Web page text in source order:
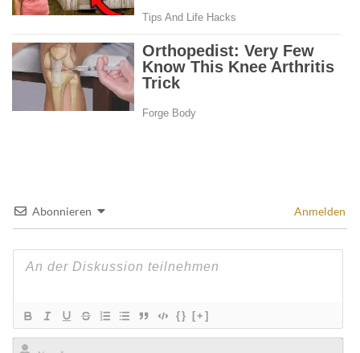
Abonnieren Anmelden
{} [+]